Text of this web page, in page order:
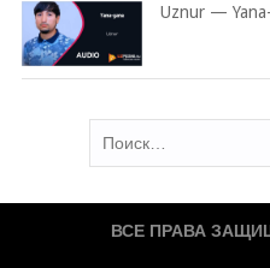
Uznur —
ВСЕ ПРАВА